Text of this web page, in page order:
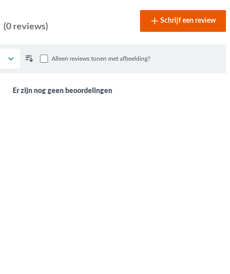
(0 reviews)
Schrijf een review
Alleen reviews tonen met afbeelding?
Er zijn nog geen beoordelingen